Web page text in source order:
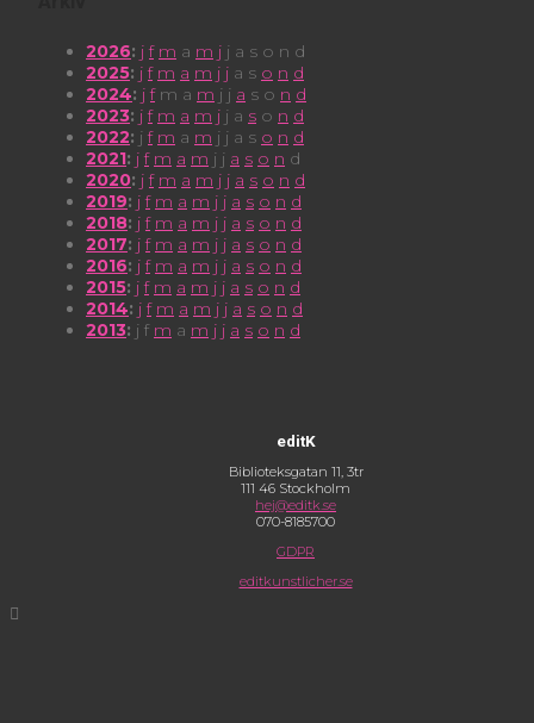
2026: j f m a m j j a s o n d
2025: j f m a m j j a s o n d
2024: j f m a m j j a s o n d
2023: j f m a m j j a s o n d
2022: j f m a m j j a s o n d
2021: j f m a m j j a s o n d
2020: j f m a m j j a s o n d
2019: j f m a m j j a s o n d
2018: j f m a m j j a s o n d
2017: j f m a m j j a s o n d
2016: j f m a m j j a s o n d
2015: j f m a m j j a s o n d
2014: j f m a m j j a s o n d
2013: j f m a m j j a s o n d
editK
Biblioteksgatan 11, 3tr
111 46 Stockholm
hej@editk.se
070-8185700
GDPR
editkunstlicher.se